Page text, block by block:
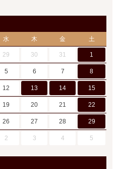
水 木 金 土
29 30 31 1
5 6 7 8
12 13 14 15
19 20 21 22
26 27 28 29
2 3 4 5